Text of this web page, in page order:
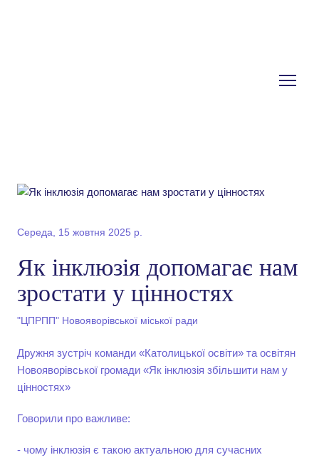
Середа, 15 жовтня 2025 р.
Як інклюзія допомагає нам
зростати у цінностях
"ЦПРПП" Новояворівської міської ради
Дружня зустріч команди «Католицької освіти» та освітян
Новояворівської громади «Як інклюзія збільшити нам у
цінностях»
Говорили про важливе:
- чому інклюзія є такою актуальною для сучасних